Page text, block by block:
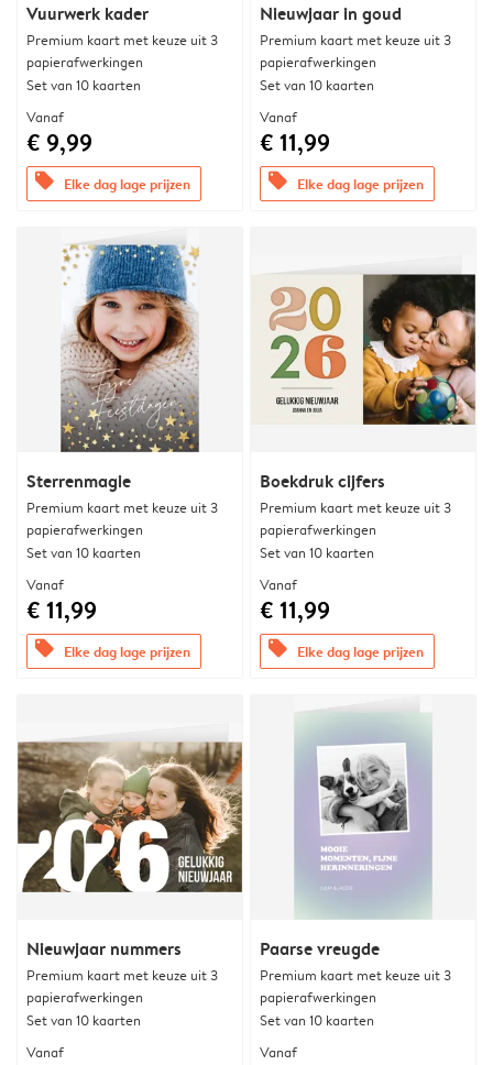
Vuurwerk kader
Premium kaart met keuze uit 3
papierafwerkingen
Set van 10 kaarten
Vanaf
€ 9,99
offers Elke dag lage prijzen
Nieuwjaar in goud
Premium kaart met keuze uit 3
papierafwerkingen
Set van 10 kaarten
Vanaf
€ 11,99
offers Elke dag lage prijzen
Sterrenmagie
Premium kaart met keuze uit 3
papierafwerkingen
Set van 10 kaarten
Vanaf
€ 11,99
offers Elke dag lage prijzen
Boekdruk cijfers
Premium kaart met keuze uit 3
papierafwerkingen
Set van 10 kaarten
Vanaf
€ 11,99
offers Elke dag lage prijzen
Nieuwjaar nummers
Premium kaart met keuze uit 3
papierafwerkingen
Set van 10 kaarten
Vanaf
Paarse vreugde
Premium kaart met keuze uit 3
papierafwerkingen
Set van 10 kaarten
Vanaf